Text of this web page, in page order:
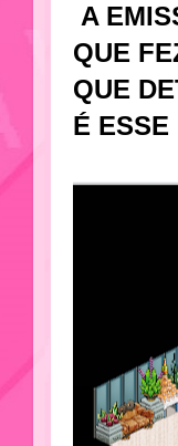
A
QUE
QUE
É ESSE